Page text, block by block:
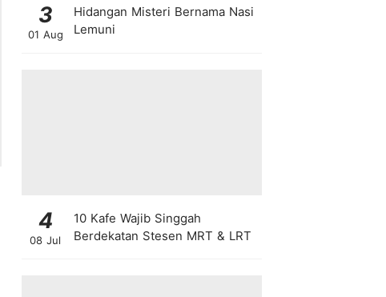
3
01 Aug
Hidangan Misteri Bernama Nasi
Lemuni
4
08 Jul
10 Kafe Wajib Singgah
Berdekatan Stesen MRT & LRT